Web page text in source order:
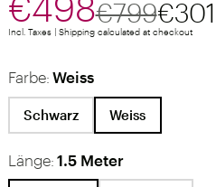
€799€301
Incl. Taxes | Shipping calculated at checkout
Farbe: Weiss
Schwarz Weiss
Länge: 1.5 Meter